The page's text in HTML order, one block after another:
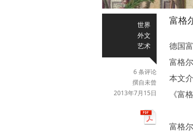
世界
外文
艺术
6 条评论
撰自未曾
2013年7月15日
富格
德国
富格
本文
《富
富格